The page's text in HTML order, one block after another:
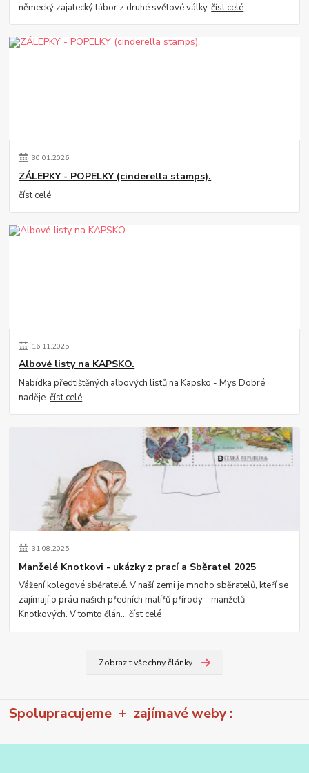
německý zajatecký tábor z druhé světové války.číst celé
30.01.2026
ZÁLEPKY - POPELKY (cinderella stamps).
číst celé
16.11.2025
Albové listy na KAPSKO.
Nabídka předtištěných albových listů na Kapsko - Mys Dobré
naděje.číst celé
31.08.2025
Manželé Knotkovi - ukázky z prací a Sběratel 2025
Vážení kolegové sběratelé. V naší zemi je mnoho sběratelů, kteří se
zajímají o práci našich předních malířů přírody - manželů
Knotkových. V tomto člán...číst celé
Zobrazit všechny články
Spolupracujeme + zajímavé weby :